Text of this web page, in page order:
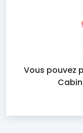
Vous pouvez